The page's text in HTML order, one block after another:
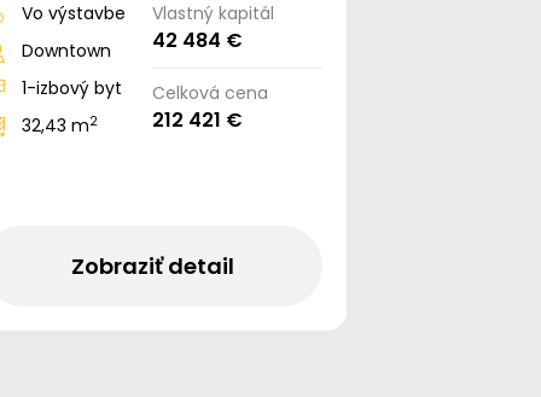
Vo výstavbe
Downtown
1-izbový byt
32,43 m2
Vlastný kapitál
42 484 €
Celková cena
212 421 €
Zobraziť detail